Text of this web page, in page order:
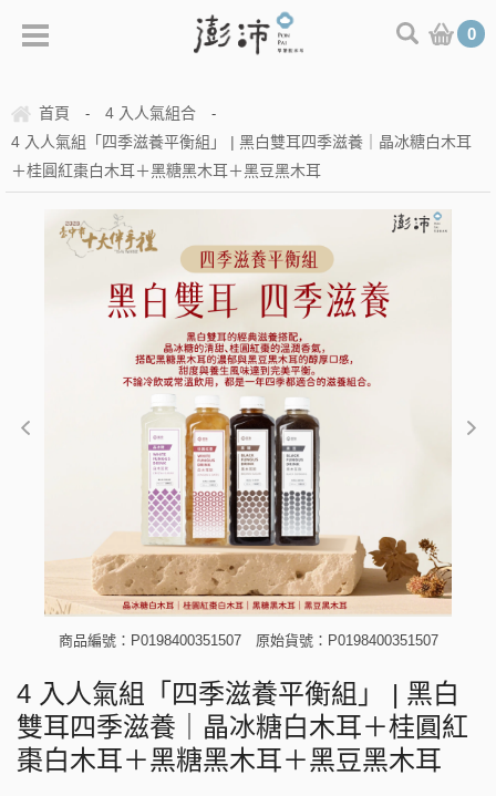
0
首頁 - 4 入人氣組合 -
4 入人氣組「四季滋養平衡組」 | 黑白雙耳四季滋養｜晶冰糖白木耳
＋桂圓紅棗白木耳＋黑糖黑木耳＋黑豆黑木耳
商品編號：P0198400351507 原始貨號：P0198400351507
4 入人氣組「四季滋養平衡組」 | 黑白
雙耳四季滋養｜晶冰糖白木耳＋桂圓紅
棗白木耳＋黑糖黑木耳＋黑豆黑木耳